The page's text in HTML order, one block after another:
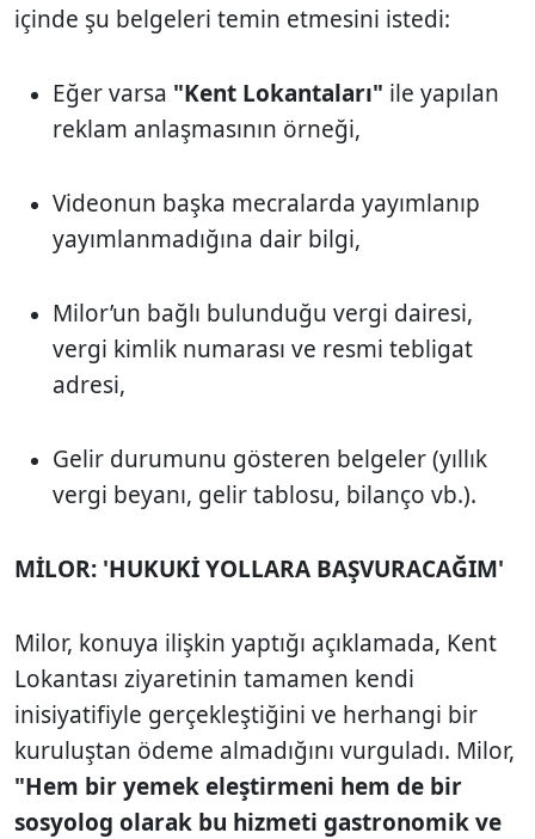
içinde şu belgeleri temin etmesini istedi:
Eğer varsa "Kent Lokantaları" ile yapılan
reklam anlaşmasının örneği,
Videonun başka mecralarda yayımlanıp
yayımlanmadığına dair bilgi,
Milor’un bağlı bulunduğu vergi dairesi,
vergi kimlik numarası ve resmi tebligat
adresi,
Gelir durumunu gösteren belgeler (yıllık
vergi beyanı, gelir tablosu, bilanço vb.).
MİLOR: 'HUKUKİ YOLLARA BAŞVURACAĞIM'
Milor, konuya ilişkin yaptığı açıklamada, Kent
Lokantası ziyaretinin tamamen kendi
inisiyatifiyle gerçekleştiğini ve herhangi bir
kuruluştan ödeme almadığını vurguladı. Milor,
"Hem bir yemek eleştirmeni hem de bir
sosyolog olarak bu hizmeti gastronomik ve